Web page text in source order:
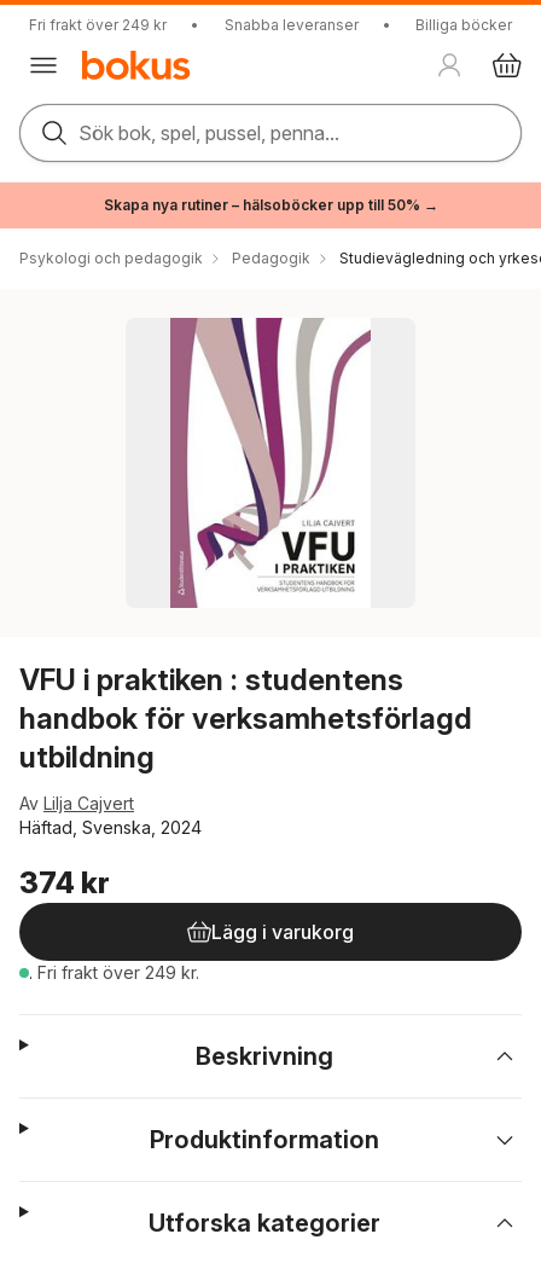
Fri frakt över 249 kr • Snabba leveranser • Billiga böcker
Sök bok, spel, pussel, penna...
Skapa nya rutiner – hälsoböcker upp till 50% →
Psykologi och pedagogik Pedagogik Studievägledning och
VFU i praktiken : studentens
handbok för verksamhetsförlagd
utbildning
Av Lilja Cajvert
Häftad, Svenska, 2024
374 kr
Lägg i varukorg
. Fri frakt över 249 kr.
Beskrivning
Produktinformation
Utforska kategorier